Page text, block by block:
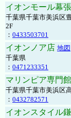
イオンモール幕
千葉県千葉市美浜区
2F
： 0433503701
イオンノア店 地図
千葉県
： 0471233351
マリンピア専門
千葉県千葉市美浜区
： 0432782571
イオンスタイル